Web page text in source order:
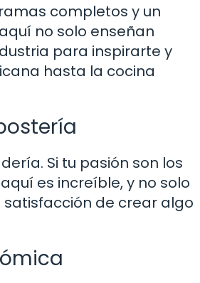
completos y un
no solo enseñan
para inspirarte y
hasta la cocina
Si tu pasión son los
es increíble, y no solo
de crear algo